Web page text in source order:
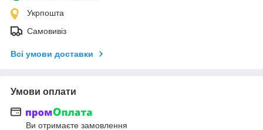
Укрпошта
Самовивіз
Всі умови доставки
Умови оплати
Ви отримаєте замовлення